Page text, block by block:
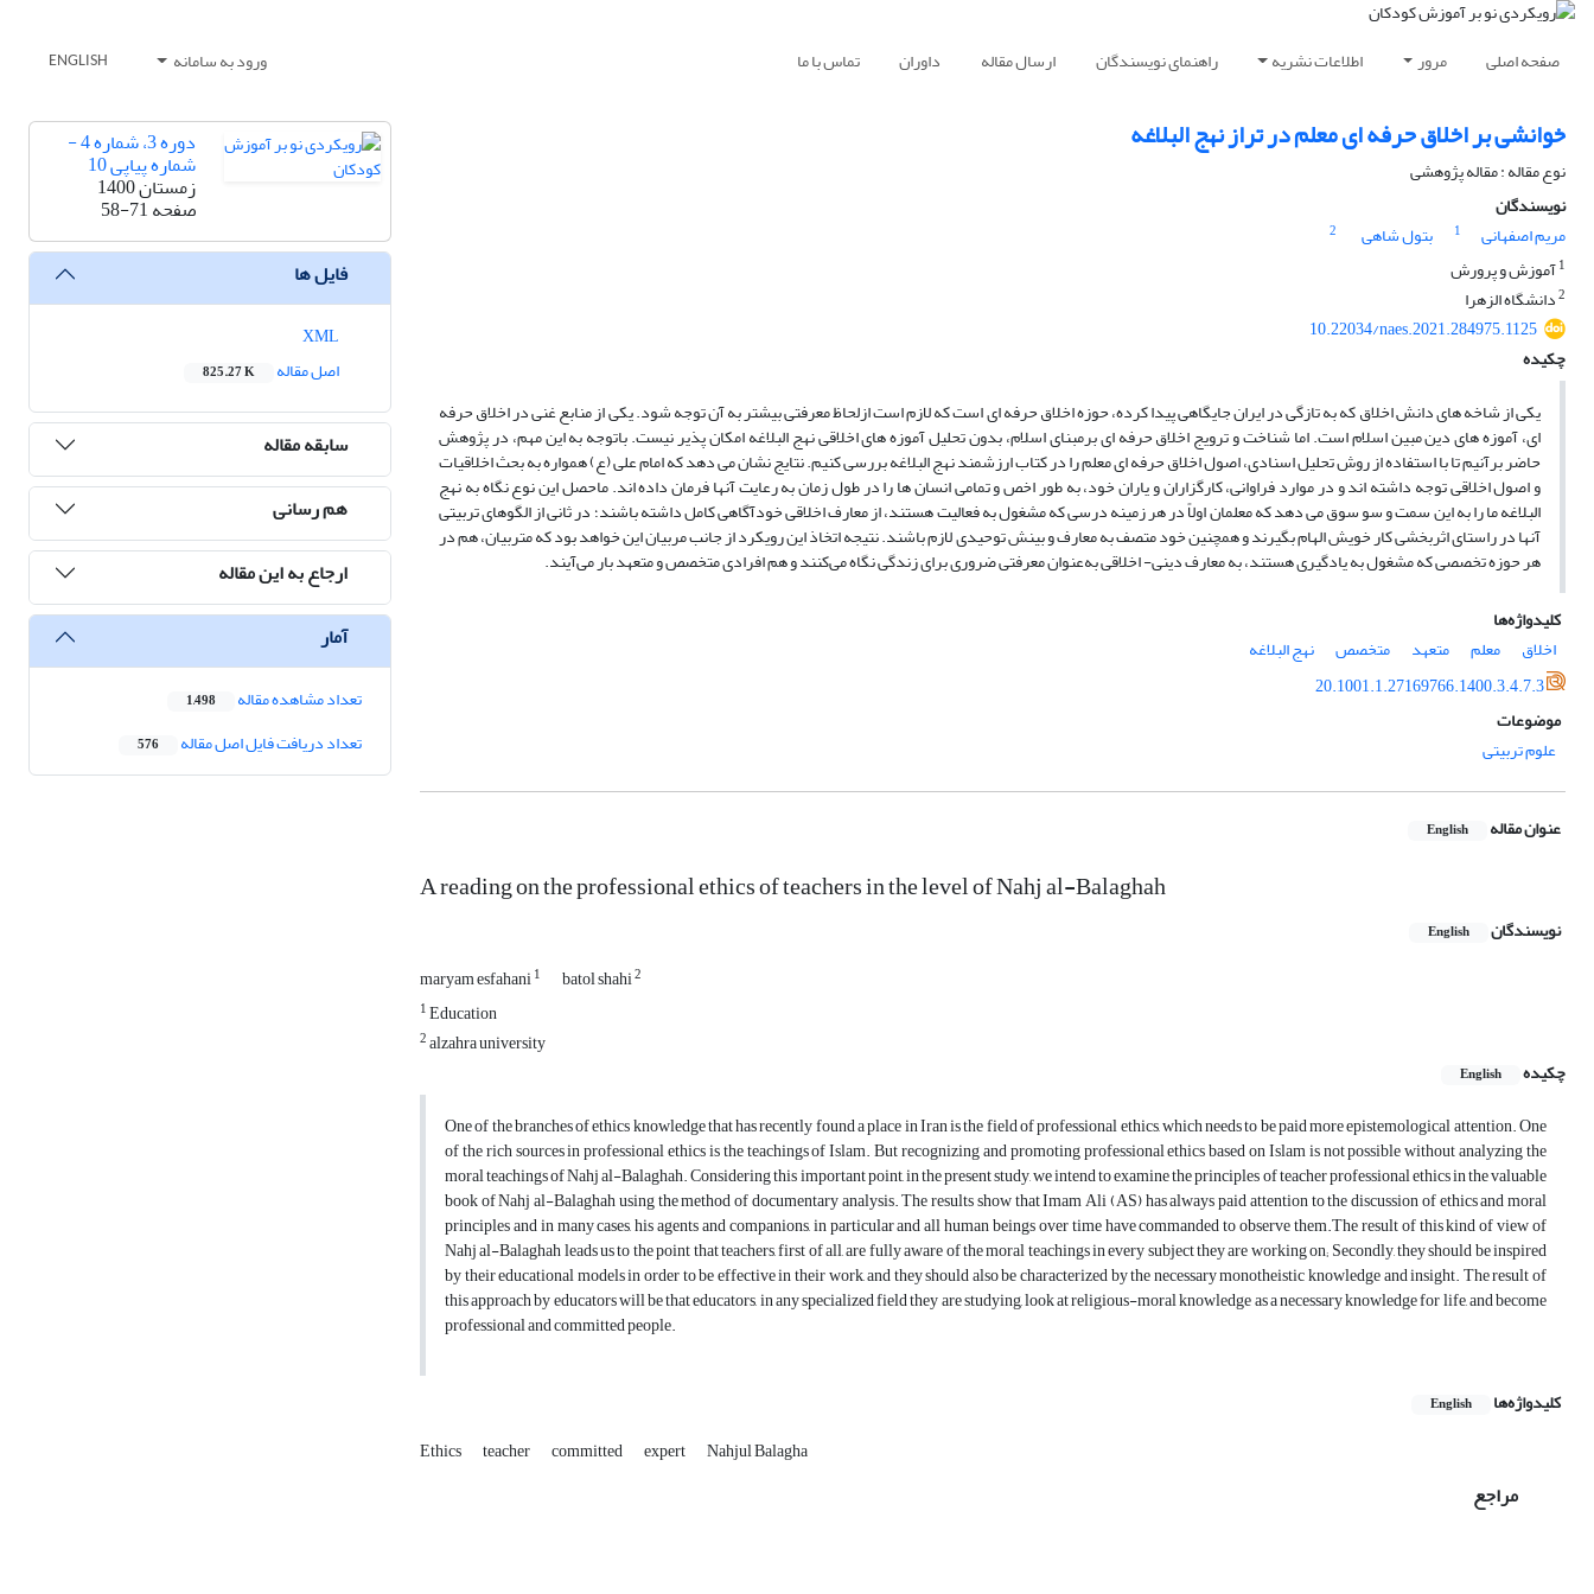
صفحه اصلی مرور اطلاعات نشریه راهنمای نویسندگان ارسال مقاله داوران تماس با ما ورود به سامانه ENGLISH
خوانشی بر اخلاق حرفه ای معلم در تراز نهج البلاغه
نوع مقاله : مقاله پژوهشی
نویسندگان
مریم اصفهانی
1 بتول شاهی
2
1آموزش و پرورش
2دانشگاه الزهرا
10.22034/naes.2021.284975.1125
چکیده
یکی از شاخه های دانش اخلاق که به تازگی در ایران جایگاهی پیدا کرده، حوزه اخلاق حرفه ای است که لازم است ازلحاظ معرفتی بیشتر به آن توجه شود. یکی از منابع غنی در اخلاق حرفه
ای، آموزه های دین مبین اسلام است. اما شناخت و ترویج اخلاق حرفه ای برمبنای اسلام، بدون تحلیل آموزه های اخلاقی نهج البلاغه امکان پذیر نیست. باتوجه به این مهم، در پژوهش
حاضر برآنیم تا با استفاده از روش تحلیل اسنادی، اصول اخلاق حرفه ای معلم را در کتاب ارزشمند نهج البلاغه بررسی کنیم. نتایج نشان می دهد که امام علی (ع) همواره به بحث اخلاقیات
و اصول اخلاقی توجه داشته اند و در موارد فراوانی، کارگزاران و یاران خود، به طور اخص و تمامی انسان ها را در طول زمان به رعایت آنها فرمان داده اند. ماحصل این نوع نگاه به نهج
البلاغه ما را به این سمت و سو سوق می دهد که معلمان اولاً در هر زمینه درسی که مشغول به فعالیت هستند، از معارف اخلاقی خودآگاهی کامل داشته باشند؛ در ثانی از الگوهای تربیتی
آنها در راستای اثربخشی کار خویش الهام بگیرند و همچنین خود متصف به معارف و بینش توحیدی لازم باشند. نتیجه اتخاذ این رویکرد از جانب مربیان این خواهد بود که متربیان، هم در
هر حوزه تخصصی که مشغول به یادگیری هستند، به معارف دینی- اخلاقی به‌عنوان معرفتی ضروری برای زندگی نگاه می‌کنند و هم افرادی متخصص و متعهد بار می‌آیند.
کلیدواژه‌ها
اخلاق
معلم متعهد متخصص
نهج البلاغه
20.1001.1.27169766.1400.3.4.7.3
موضوعات
علوم تربیتی
عنوان مقاله English
A reading on the professional ethics of teachers in the level of Nahj al-Balaghah
نویسندگان English
maryam esfahani1 batol shahi2
1Education
2alzahra university
چکیده
English
One of the branches of ethics knowledge that has recently found a place in Iran is the field of professional ethics, which needs to be paid more epistemological attention. One
of the rich sources in professional ethics is the teachings of Islam. But recognizing and promoting professional ethics based on Islam is not possible without analyzing the
moral teachings of Nahj al-Balaghah. Considering this important point, in the present study, we intend to examine the principles of teacher professional ethics in the valuable
book of Nahj al-Balaghah using the method of documentary analysis. The results show that Imam Ali (AS) has always paid attention to the discussion of ethics and moral
principles and in many cases, his agents and companions, in particular and all human beings over time have commanded to observe them.The result of this kind of view of
Nahj al-Balaghah leads us to the point that teachers, first of all, are fully aware of the moral teachings in every subject they are working on; Secondly, they should be inspired
by their educational models in order to be effective in their work, and they should also be characterized by the necessary monotheistic knowledge and insight. The result of
this approach by educators will be that educators, in any specialized field they are studying, look at religious-moral knowledge as a necessary knowledge for life, and become
professional and committed people.
کلیدواژه‌ها English
Ethics teacher committed expert Nahjul Balagha
مراجع
دوره 3، شماره 4 -
شماره پیاپی 10
زمستان 1400
صفحه58-71
فایل ها
اصل مقاله
825.27 K
سابقه مقاله
هم رسانی
ارجاع به این مقاله
آمار
تعداد مشاهده مقاله 1,498
تعداد دریافت فایل اصل مقاله 576